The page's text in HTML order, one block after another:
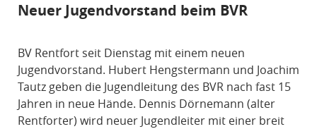
Neuer Jugendvorstand beim BVR
BV Rentfort seit Dienstag mit einem neuen
Jugendvorstand. Hubert Hengstermann und Joachim
Tautz geben die Jugendleitung des BVR nach fast 15
Jahren in neue Hände. Dennis Dörnemann (alter
Rentforter) wird neuer Jugendleiter mit einer breit